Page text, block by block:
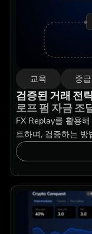
교육 중급
검증된 거래 전
로프 펌 자금 조
FX Replay를 활용
트하며, 검증하는 방